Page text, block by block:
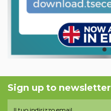
Sign up to newsletter